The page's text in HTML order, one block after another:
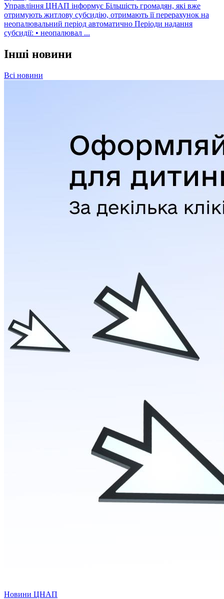
Управління ЦНАП інформує Більшість громадян, які вже
отримують житлову субсидію, отримають її перерахунок на
неопалювальний період автоматично Періоди надання
субсидії: • неопалювал ...
Інші новини
Всі новини
Новини ЦНАП